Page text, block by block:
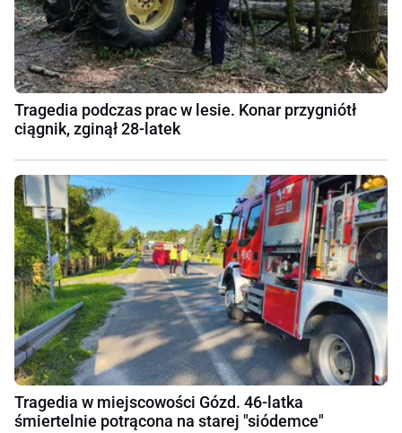
Tragedia podczas prac w lesie. Konar przygniótł
ciągnik, zginął 28-latek
Tragedia w miejscowości Gózd. 46-latka
śmiertelnie potrącona na starej "siódemce"